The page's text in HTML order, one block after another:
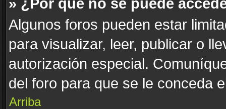
» ¿Por qué no se puede
Algunos foros pueden estar
para visualizar, leer, publicar o
autorización especial.
del foro para que se le conceda
Arriba